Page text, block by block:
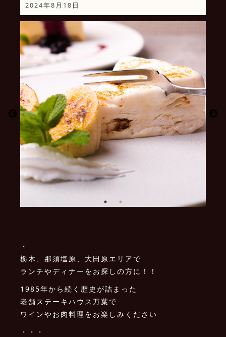
2024年8月18日
・
栃木、那須塩原、大田原エリアで
ランチやディナーをお探しの方に！！
1985年から続く歴史が詰まった
老舗ステーキハウス万葉で
ワインやお肉料理をお楽しみください
・・・